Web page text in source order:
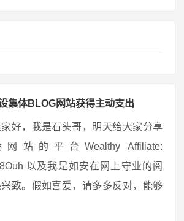
集体BLOG网站获得主动支出
好，我是石头哥，明天给大家分享
站的平台Wealthy Affiliate:
以及我是如安在网上守业的阅
致。假如喜爱，请多多反对，能够